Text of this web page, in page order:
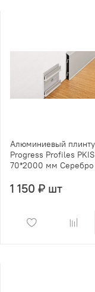
Алюминиевый
Progress Profiles
70*2000 мм Серебро
1 150 ₽ шт